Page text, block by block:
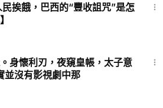
挨餓，巴西的“豐收詛咒”是怎
身懷利刃，夜窺皇帳，太子意
並沒有影視劇中那